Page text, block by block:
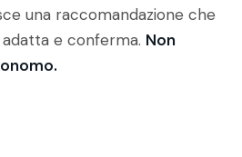
una raccomandazione che
e conferma. Non